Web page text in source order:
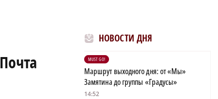
НОВОСТИ ДНЯ
MUST GO!
Маршрут выходного дня: от «Мы»
Замятина до группы «Градусы»
14:52